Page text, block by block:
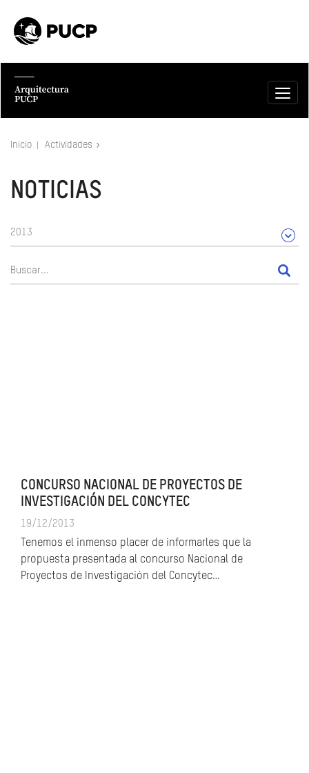
Inicio Actividades
NOTICIAS
2013
CONCURSO NACIONAL DE PROYECTOS DE
INVESTIGACIÓN DEL CONCYTEC
19/12/2013
Tenemos el inmenso placer de informarles que la
propuesta presentada al concurso Nacional de
Proyectos de Investigación del Concytec…